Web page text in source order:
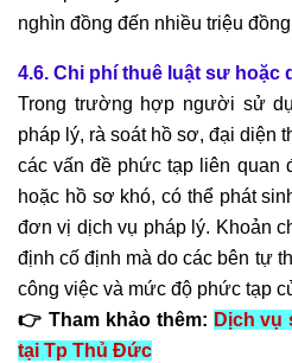
nghìn đồng đến nhiều triệu
4.6. Chi phí thuê luật sư hoặc
Trong trường hợp người sử
pháp lý, rà soát hồ sơ, đại diện
các vấn đề phức tạp liên quan
hoặc hồ sơ khó, có thể phát
đơn vị dịch vụ pháp lý. Khoản
định cố định mà do các bên tự
công việc và mức độ phức tạp
👉 Tham khảo thêm: Dịch vụ
tại Tp Thủ Đức